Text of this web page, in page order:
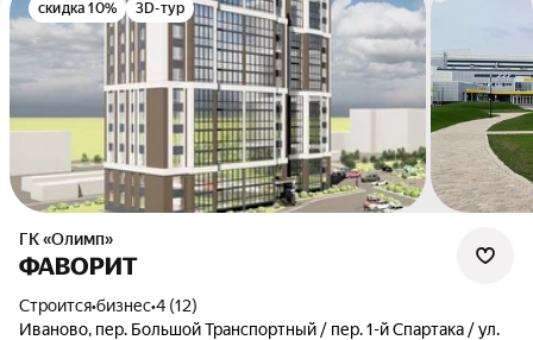
скидка 10% 3D-тур
ГК «Олимп»
ФАВОРИТ
Строится•бизнес•4 (12)
Иваново, пер. Большой Транспортный / пер. 1-й Спартака / ул.